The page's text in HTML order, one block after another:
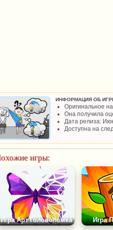
ИНФОРМАЦИЯ ОБ
Оригинальное
Она получила
Дата релиза:
Доступна на
игры:
Игра Арт Головоломка Игра